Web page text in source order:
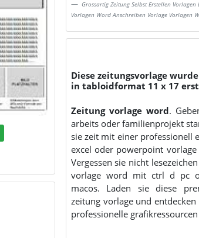
Grossartig Zeitung Selbst Erstellen
Vorlagen Word Anschreiben Vorlage Vorlagen
Diese zeitungsvorlage
in tabloidformat 11 x 17
Zeitung vorlage word. Geben sie ihrem schul
arbeits oder familienprojekt
sie zeit mit einer professionell
excel oder powerpoint
Vergessen sie nicht
vorlage word mit ctrl d pc
macos. Laden sie diese premium vektor zu
zeitung vorlage und
professionelle